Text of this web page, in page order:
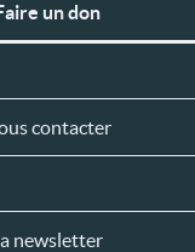
un don
contacter
newsletter